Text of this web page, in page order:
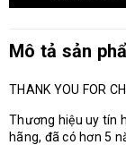
Mô tả sản
THANK YOU FOR
Thương hiệu uy tín
hãng, đã có hơn 5